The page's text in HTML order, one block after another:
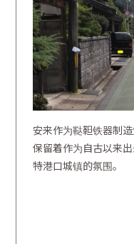
安来作为鞑靼铁器制
保留着作为自古以来
特港口城镇的氛围。